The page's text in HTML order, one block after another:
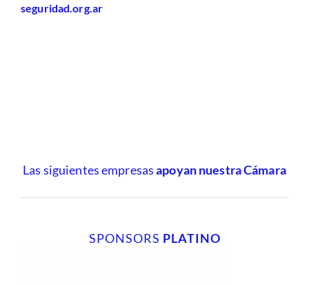
seguridad.org.ar
Las siguientes empresasapoyan nuestra Cámara
SPONSORS PLATINO